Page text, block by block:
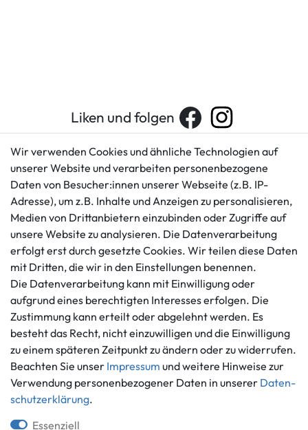
Liken und folgen
Kundenservice
+49 421 596586
Mo. - Fr. 9 - 16 Uhr
info@gameworld.de
Kontaktformular
Rechtliches
AGB
Impressum
Datenschutzerklärung
Barrierefreiheitserklärung
Widerrufs­recht
Vertrag widerrufen
Informationen
Ankauf
Über uns
Häufig gestellte Fragen
Zahlung und Versand
Batterieentsorgung
Zahlungsmöglichkeiten
Wir verwenden Cookies und ähnliche Technologien auf
unserer Website und verarbeiten personenbezogene
Daten von Besucher:innen unserer Webseite (z.B. IP-
Adresse), um z.B. Inhalte und Anzeigen zu personalisieren,
Medien von Drittanbietern einzubinden oder Zugriffe auf
unsere Website zu analysieren. Die Datenverarbeitung
erfolgt erst durch gesetzte Cookies. Wir teilen diese Daten
mit Dritten, die wir in den Einstellungen benennen.
Die Datenverarbeitung kann mit Einwilligung oder
aufgrund eines berechtigten Interesses erfolgen. Die
Zustimmung kann erteilt oder abgelehnt werden. Es
besteht das Recht, nicht einzuwilligen und die Einwilligung
zu einem späteren Zeitpunkt zu ändern oder zu widerrufen.
Beachten Sie unser Impressum und weitere Hinweise zur
Verwendung personenbezogener Daten in unserer Daten­
schutz­erklärung.
Essenziell